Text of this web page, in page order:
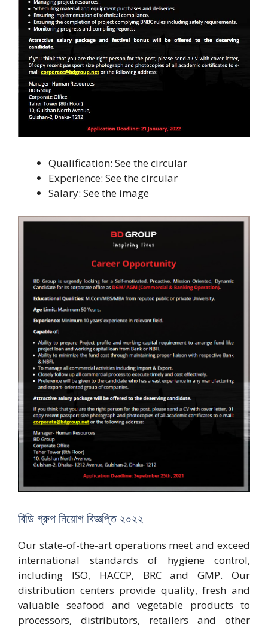
Qualification: See the circular
Experience: See the circular
Salary: See the image
বিডি গ্রুপ নিয়োগ বিজ্ঞপ্তি ২০২২
Our state-of-the-art operations meet and exceed
international standards of hygiene control,
including ISO, HACCP, BRC and GMP. Our
distribution centers provide quality, fresh and
valuable seafood and vegetable products to
processors, distributors, retailers and other